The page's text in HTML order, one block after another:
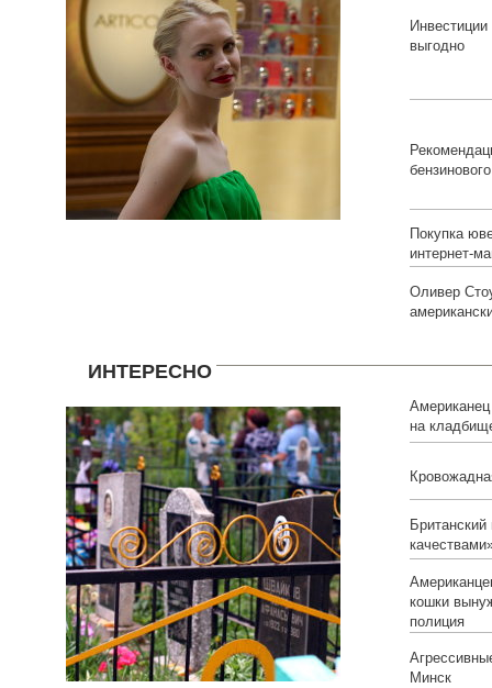
выгодно
Покупка
интернет-
Оливер
ИНТЕРЕСНО
Американец
на
кошки
полиция
Минск